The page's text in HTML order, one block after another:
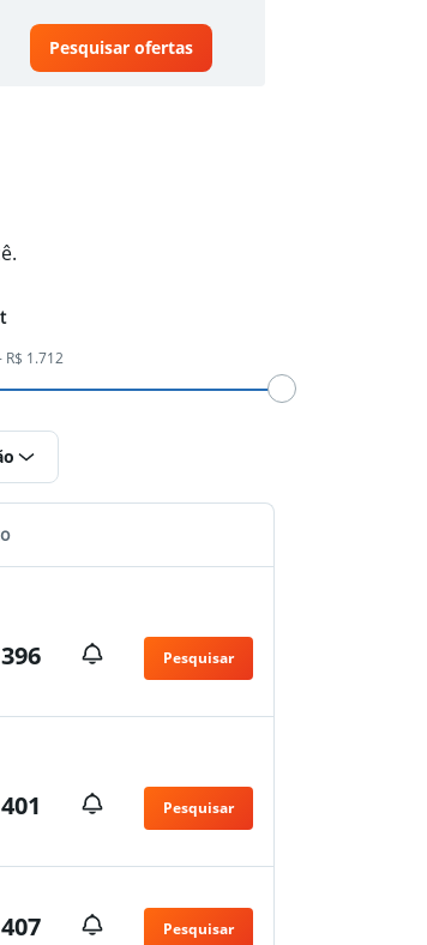
Pesquisar ofertas
R$ 1.712
Pesquisar
Pesquisar
Pesquisar